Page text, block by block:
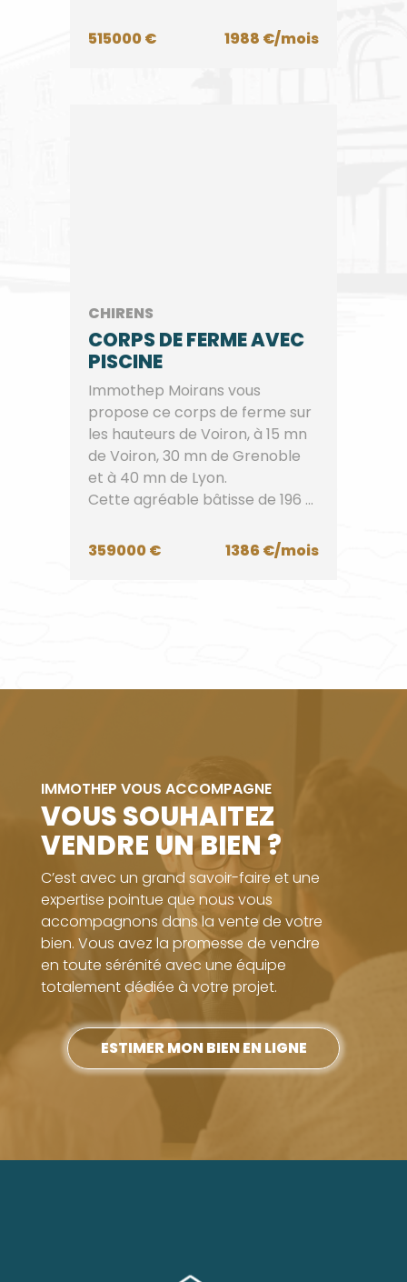
515000 € 1988 €/mois
CHIRENS
CORPS DE FERME AVEC
PISCINE
Immothep Moirans vous
propose ce corps de ferme sur
les hauteurs de Voiron, à 15 mn
de Voiron, 30 mn de Grenoble
et à 40 mn de Lyon.
Cette agréable bâtisse de 196 ...
359000 € 1386 €/mois
IMMOTHEP VOUS ACCOMPAGNE
VOUS SOUHAITEZ
VENDRE UN BIEN ?
C’est avec un grand savoir-faire et une
expertise pointue que nous vous
accompagnons dans la vente de votre
bien. Vous avez la promesse de vendre
en toute sérénité avec une équipe
totalement dédiée à votre projet.
ESTIMER MON BIEN EN LIGNE